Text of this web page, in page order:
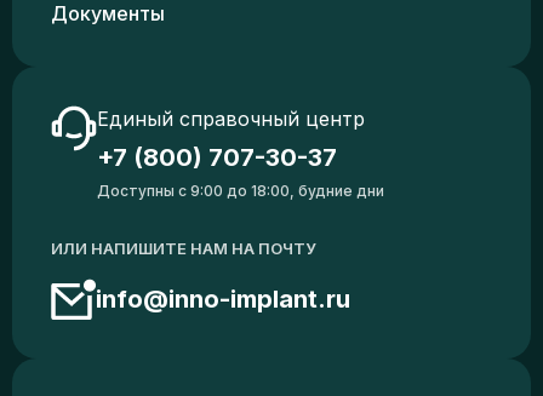
Документы
Единый справочный центр
+7 (800) 707-30-37
Доступны с 9:00 до 18:00, будние дни
ИЛИ НАПИШИТЕ НАМ НА ПОЧТУ
info@inno-implant.ru